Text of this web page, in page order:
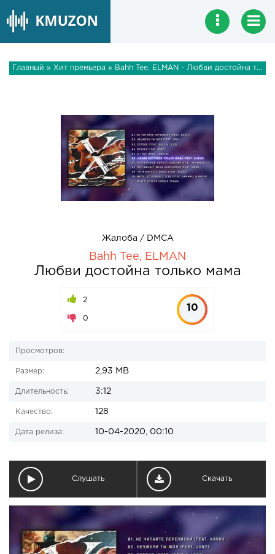
Главный » Хит премьера » Bahh Tee, ELMAN - Любви достойна только мама
Жалоба / DMCA
Bahh Tee, ELMAN
Любви достойна только мама
2
0
10
Просмотров:
Размер: 2,93 MB
Длительность: 3:12
Качество: 128
Дата релиза: 10-04-2020, 00:10
Слушать Скачать